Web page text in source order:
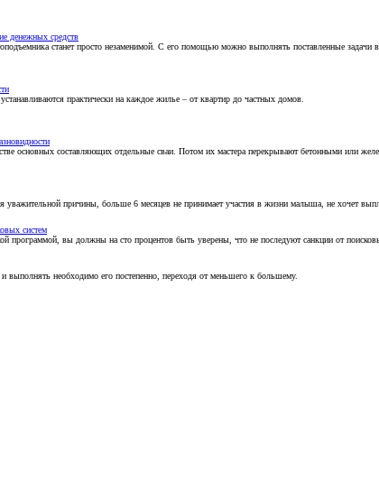
денежных средств
станет просто незаменимой. С его помощью можно выполнять поставленные
практически на каждое жилье – от квартир до частных домов.
основных составляющих отдельные сваи. Потом их мастера перекрывают бетонными или
уважительной причины, больше 6 месяцев не принимает участия в жизни малыша, не хочет
систем
программой, вы должны на сто процентов быть уверены, что не последуют санкции от
выполнять необходимо его постепенно, переходя от меньшего к большему.